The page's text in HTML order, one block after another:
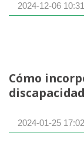
2024-12-06
Cómo
2024-01-25